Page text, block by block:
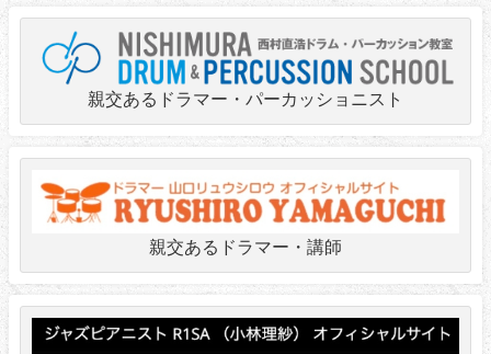
親交あるドラマー・パーカッショニスト
親交あるドラマー・講師